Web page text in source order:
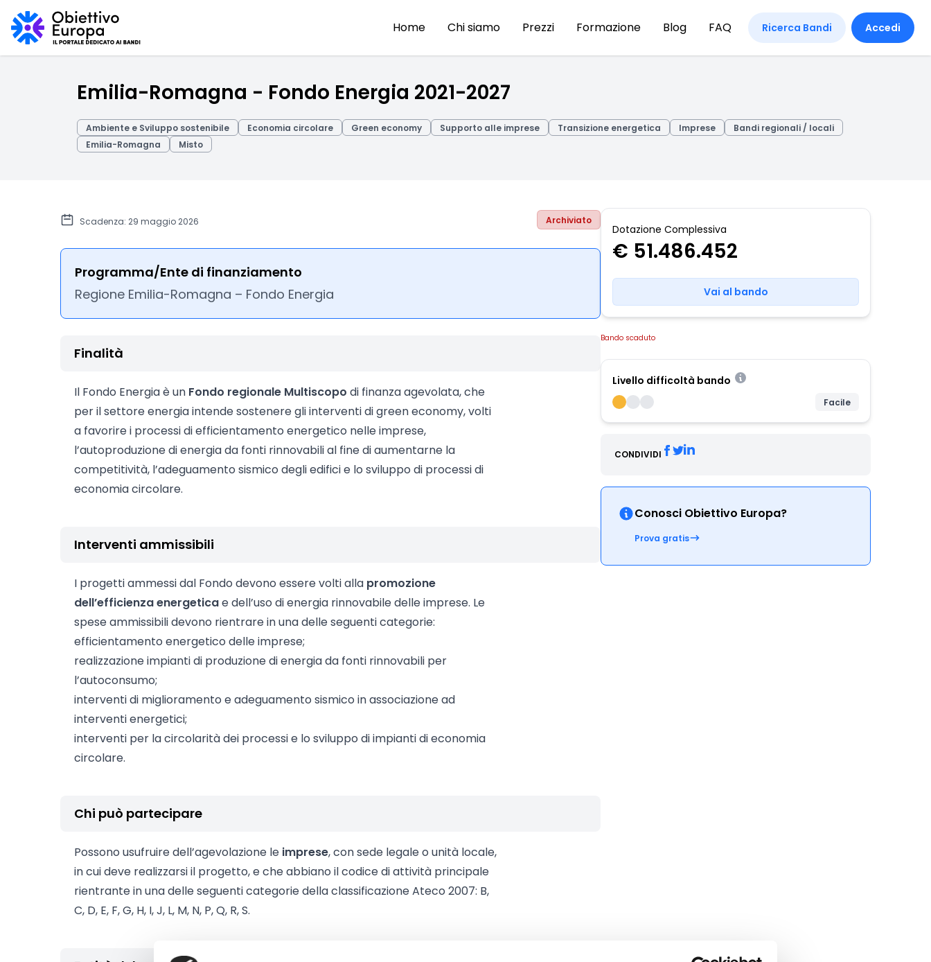
Home Chi siamo Prezzi Formazione Blog FAQ Ricerca Bandi Accedi
Emilia-Romagna - Fondo Energia 2021-2027
Ambiente e Sviluppo sostenibile Economia circolare Green economy Supporto alle imprese Transizione energetica Imprese
Bandi regionali / locali
Emilia-Romagna
Misto
Scadenza: 29 maggio 2026 Archiviato
Programma/Ente di finanziamento
Regione Emilia-Romagna – Fondo Energia
Finalità
Il Fondo Energia è un Fondo regionale Multiscopo di finanza agevolata, che
per il settore energia intende sostenere gli interventi di green economy, volti
a favorire i processi di efficientamento energetico nelle imprese,
l’autoproduzione di energia da fonti rinnovabili al fine di aumentarne la
competitività, l’adeguamento sismico degli edifici e lo sviluppo di processi di
economia circolare.
Interventi ammissibili
I progetti ammessi dal Fondo devono essere volti alla promozione
dell’efficienza energeticae dell’uso di energia rinnovabile delle imprese. Le
spese ammissibili devono rientrare in una delle seguenti categorie:
efficientamento energetico delle imprese;
realizzazione impianti di produzione di energia da fonti rinnovabili per
l’autoconsumo;
interventi di miglioramento e adeguamento sismico in associazione ad
interventi energetici;
interventi per la circolarità dei processi e lo sviluppo di impianti di economia
circolare.
Chi può partecipare
Possono usufruire dell’agevolazione le imprese, con sede legale o unità locale,
in cui deve realizzarsi il progetto, e che abbiano il codice di attività principale
rientrante in una delle seguenti categorie della classificazione Ateco 2007: B,
C, D, E, F, G, H, I, J, L, M, N, P, Q, R, S.
Dotazione Complessiva
€ 51.486.452
Vai al bando
Bando scaduto
Livello difficoltà bando
Facile
CONDIVIDI
Conosci Obiettivo Europa?
Prova gratis